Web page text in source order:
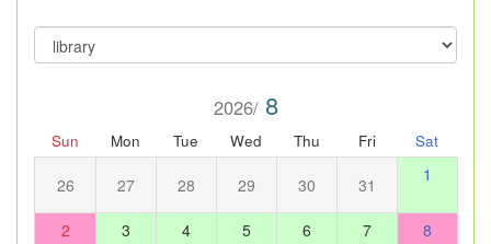
2026/8
Sun Mon Tue Wed Thu Fri Sat
26 27 28 29 30 31 1
2 3 4 5 6 7 8